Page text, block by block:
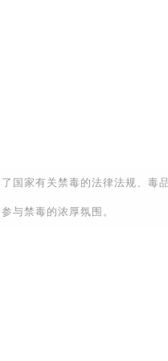
家有关禁毒的法律法规、毒
与禁毒的浓厚氛围。